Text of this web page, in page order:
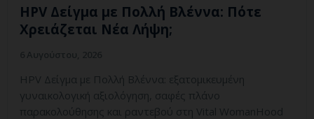
HPV Δείγμα με Πολλή Βλέννα: Πότε
Χρειάζεται Νέα Λήψη;
HPV Δείγμα με Πολλή Βλέννα: εξατομικευμένη
γυναικολογική αξιολόγηση, σαφές πλάνο
παρακολούθησης και ραντεβού στη Vital WomanHood